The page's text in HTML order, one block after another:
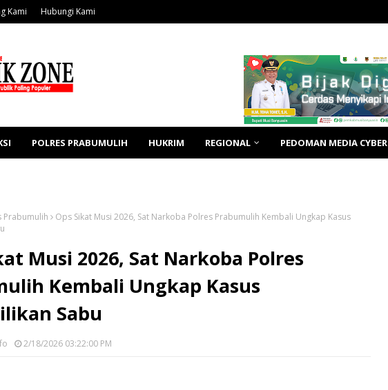
Kami Hubungi Kami
POLRES PRABUMULIH HUKRIM REGIONAL PEDOMAN MEDIA CYBER
Prabumulih
Ops Sikat Musi 2026, Sat Narkoba Polres Prabumulih Kembali Ungkap Kasus
Musi 2026, Sat Narkoba Polres
Kembali Ungkap Kasus
Sabu
2/18/2026 03:22:00 PM